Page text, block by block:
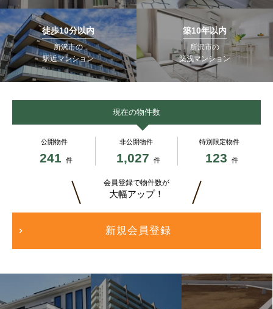
徒歩10分以内
所沢市の
駅近マンション
築10年以内
所沢市の
築浅マンション
現在の物件数
公開物件
241 件
非公開物件
1,027 件
特別限定物件
123 件
会員登録で物件数が
大幅アップ！
新規会員登録